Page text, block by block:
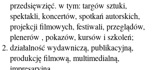
przedsięwzięć. w tym: targów sztuki,
spektakli, koncertów, spotkań autorskich,
projekcji filmowych, festiwali, przeglądów,
plenerów , pokazów, kursów i szkoleń;
działalność wydawniczą, publikacyjną,
produkcję filmową, multimedialną,